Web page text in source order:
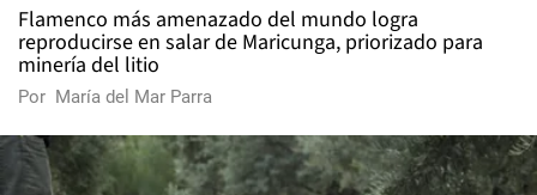
Flamenco más amenazado del mundo logra
reproducirse en salar de Maricunga, priorizado para
minería del litio
Por María del Mar Parra